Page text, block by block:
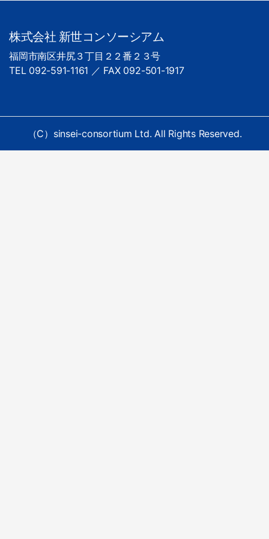
株式会社 新世コンソーシアム
福岡市南区井尻３丁目２２番２３号
TEL 092-591-1161 ／ FAX 092-501-1917
（C）sinsei-consortium Ltd. All Rights Reserved.